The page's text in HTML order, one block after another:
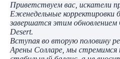
Приветствуем вас, искатели
Еженедельные корректировки
завершатся этим
Desert.
Вступая во вторую половину
Арены Солларе, мы